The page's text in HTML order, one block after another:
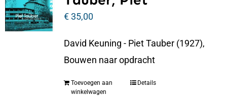
€35,00
David Keuning - Piet Tauber (1927),
Bouwen naar opdracht
Toevoegen aan
winkelwagen
Details